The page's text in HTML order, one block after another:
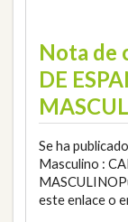
Nota de
DE
Se ha
Masculino :
este enlace o